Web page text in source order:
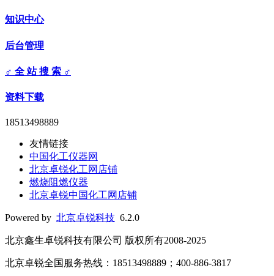
知识中心
后台管理
♂ 全 站 搜 索 ♂
资料下载
18513498889
友情链接
中国化工仪器网
北京卓锐化工网店铺
燃烧阻燃仪器
北京卓锐中国化工网店铺
Powered by 北京卓锐科技 6.2.0
北京鑫生卓锐科技有限公司 版权所有2008-2025
北京卓锐全国服务热线：18513498889；400-886-3817